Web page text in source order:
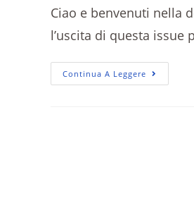
Ciao e benvenuti nella
l’uscita di questa
Continua A Leggere